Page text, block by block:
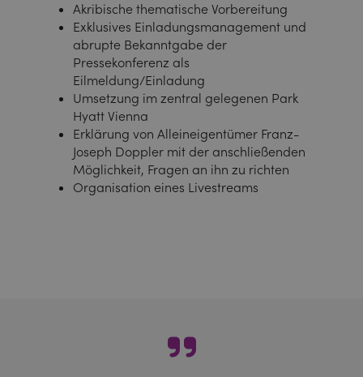
Akribische thematische Vorbereitung
Exklusives Einladungsmanagement und
abrupte Bekanntgabe der
Pressekonferenz als
Eilmeldung/Einladung
Umsetzung im zentral gelegenen Park
Hyatt Vienna
Erklärung von Alleineigentümer Franz-
Joseph Doppler mit der anschließenden
Möglichkeit, Fragen an ihn zu richten
Organisation eines Livestreams